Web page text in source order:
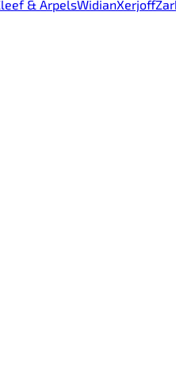
& ArpelsWidianXerjoff